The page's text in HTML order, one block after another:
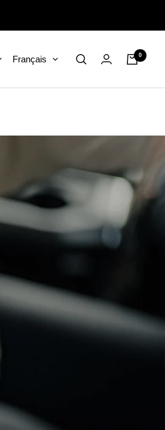
Langue
Français 0